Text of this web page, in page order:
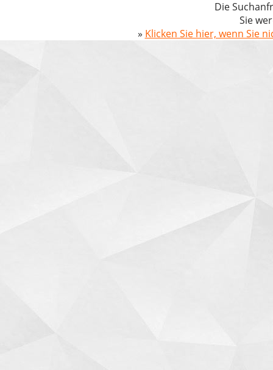
Die
Sie
» Klicken Sie hier, wenn Sie